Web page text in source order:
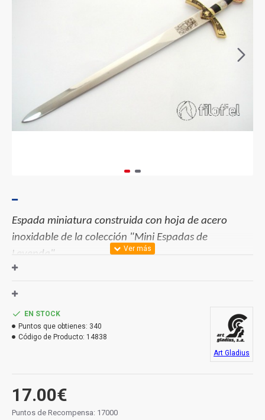
Espada miniatura construida con hoja de acero
inoxidable de la colección "Mini Espadas de
Leyenda".
mini.
Medida total 272 mm.
17.00€
Puntos de Recompensa: 17000
EN STOCK
Puntos que obtienes: 340
Código de Producto: 14838
Art Gladius